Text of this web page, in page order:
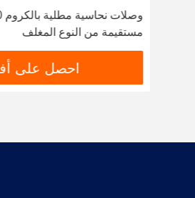
مستقيمة من النوع المغلف
احصل على